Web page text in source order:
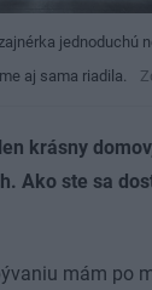
jednoduchú
aj sama riadila.
krásny
Ako ste sa
mám po